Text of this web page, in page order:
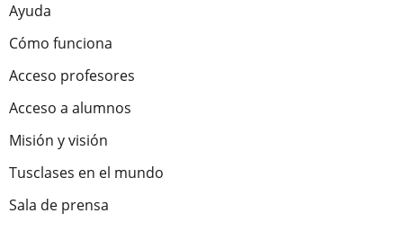
Ayuda
Cómo funciona
Acceso profesores
Acceso a alumnos
Misión y visión
Tusclases en el mundo
Sala de prensa